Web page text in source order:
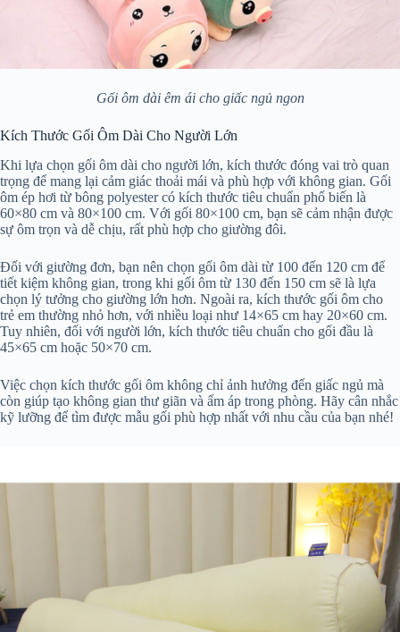
Gối ôm dài êm ái cho giấc ngủ ngon
Kích Thước Gối Ôm Dài Cho Người Lớn
Khi lựa chọn gối ôm dài cho người lớn, kích thước đóng vai trò quan
trọng để mang lại cảm giác thoải mái và phù hợp với không gian. Gối
ôm ép hơi từ bông polyester có kích thước tiêu chuẩn phổ biến là
60×80 cm và 80×100 cm. Với gối 80×100 cm, bạn sẽ cảm nhận được
sự ôm trọn và dễ chịu, rất phù hợp cho giường đôi.
Đối với giường đơn, bạn nên chọn gối ôm dài từ 100 đến 120 cm để
tiết kiệm không gian, trong khi gối ôm từ 130 đến 150 cm sẽ là lựa
chọn lý tưởng cho giường lớn hơn. Ngoài ra, kích thước gối ôm cho
trẻ em thường nhỏ hơn, với nhiều loại như 14×65 cm hay 20×60 cm.
Tuy nhiên, đối với người lớn, kích thước tiêu chuẩn cho gối đầu là
45×65 cm hoặc 50×70 cm.
Việc chọn kích thước gối ôm không chỉ ảnh hưởng đến giấc ngủ mà
còn giúp tạo không gian thư giãn và ấm áp trong phòng. Hãy cân nhắc
kỹ lưỡng để tìm được mẫu gối phù hợp nhất với nhu cầu của bạn nhé!